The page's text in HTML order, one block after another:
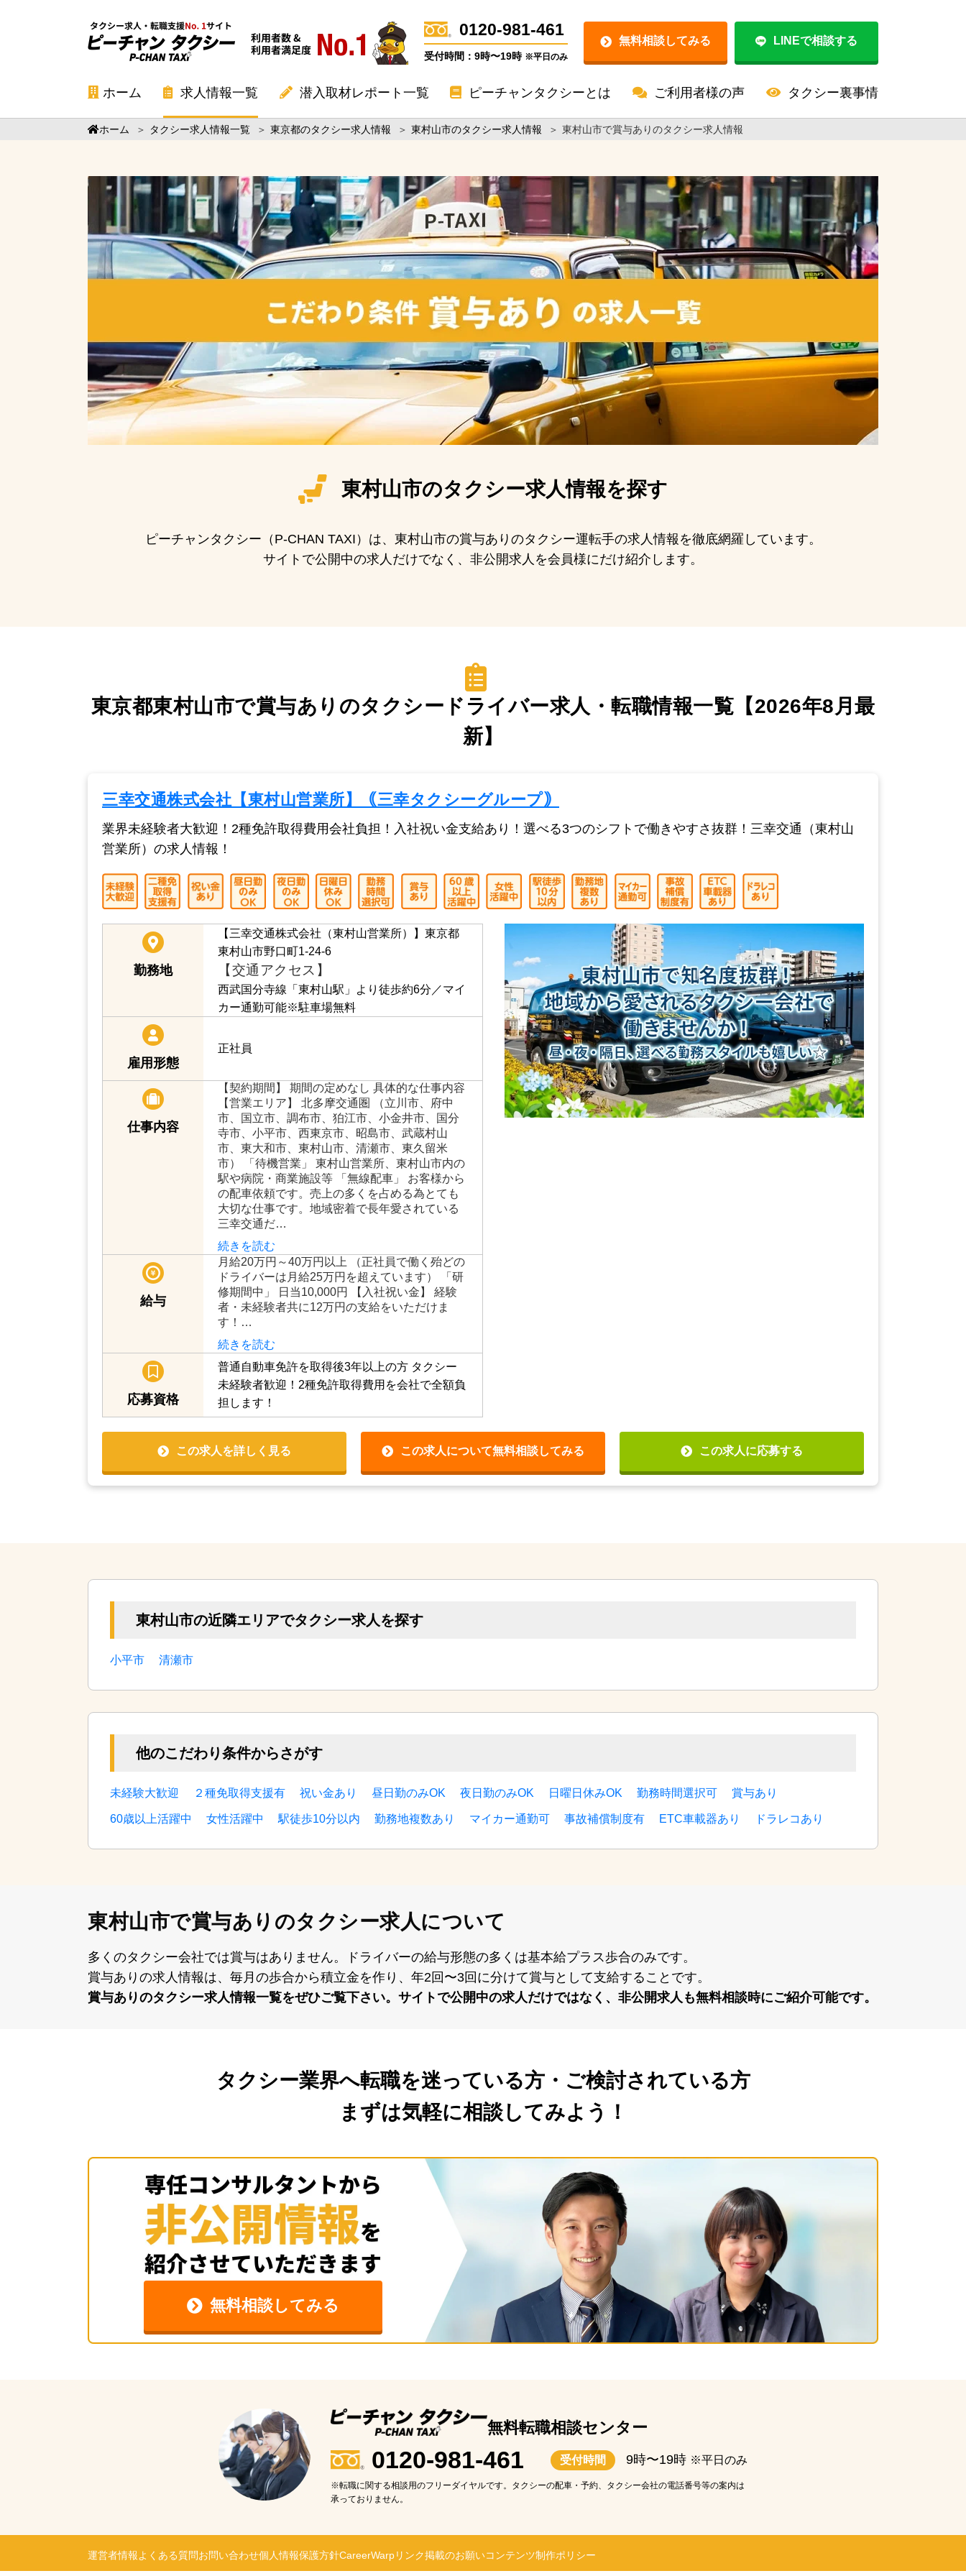
0120-981-461
受付時間：9時〜19時 ※平日のみ
無料相談してみる LINEで相談する
ホーム 求人情報一覧 潜入取材レポート一覧 ピーチャンタクシーとは ご利用者様の声 タクシー裏事情
ホーム ＞ タクシー求人情報一覧 ＞ 東京都のタクシー求人情報 ＞ 東村山市のタクシー求人情報 ＞ 東村山市で賞与ありのタクシー求人情報
東村山市のタクシー求人情報を探す
ピーチャンタクシー（P-CHAN TAXI）は、東村山市の賞与ありのタクシー運転手の求人情報を徹底網羅しています。
サイトで公開中の求人だけでなく、非公開求人を会員様にだけ紹介します。
東京都東村山市で賞与ありのタクシードライバー求人・転職情報一覧【2026年8月最
新】
三幸交通株式会社【東村山営業所】｟三幸タクシーグループ｠
業界未経験者大歓迎！2種免許取得費用会社負担！入社祝い金支給あり！選べる3つのシフトで働きやすさ抜群！三幸交通（東村山
営業所）の求人情報！
勤務地
【三幸交通株式会社（東村山営業所）】東京都
東村山市野口町1-24-6
【交通アクセス】
西武国分寺線「東村山駅」より徒歩約6分／マイ
カー通勤可能※駐車場無料
雇用形態
正社員
仕事内容
【契約期間】 期間の定めなし 具体的な仕事内容
【営業エリア】 北多摩交通圏 （立川市、府中
市、国立市、調布市、狛江市、小金井市、国分
寺市、小平市、西東京市、昭島市、武蔵村山
市、東大和市、東村山市、清瀬市、東久留米
市） 「待機営業」 東村山営業所、東村山市内の
駅や病院・商業施設等 「無線配車」 お客様から
の配車依頼です。売上の多くを占める為とても
大切な仕事です。地域密着で長年愛されている
三幸交通だ…
続きを読む
給与
月給20万円～40万円以上 （正社員で働く殆どの
ドライバーは月給25万円を超えています） 「研
修期間中」 日当10,000円 【入社祝い金】 経験
者・未経験者共に12万円の支給をいただけま
す！…
続きを読む
応募資格
普通自動車免許を取得後3年以上の方 タクシー
未経験者歓迎！2種免許取得費用を会社で全額負
担します！
この求人を詳しく見る この求人について無料相談してみる この求人に応募する
東村山市の近隣エリアでタクシー求人を探す
小平市 清瀬市
他のこだわり条件からさがす
未経験大歓迎 ２種免取得支援有 祝い金あり 昼日勤のみOK 夜日勤のみOK 日曜日休みOK 勤務時間選択可 賞与あり
60歳以上活躍中 女性活躍中 駅徒歩10分以内 勤務地複数あり マイカー通勤可 事故補償制度有 ETC車載器あり ドラレコあり
東村山市で賞与ありのタクシー求人について
多くのタクシー会社では賞与はありません。ドライバーの給与形態の多くは基本給プラス歩合のみです。
賞与ありの求⼈情報は、毎⽉の歩合から積⽴⾦を作り、年2回〜3回に分けて賞与として⽀給することです。
賞与ありのタクシー求⼈情報⼀覧をぜひご覧下さい。サイトで公開中の求⼈だけではなく、⾮公開求⼈も無料相談時にご紹介可能です。
タクシー業界へ転職を迷っている方・ご検討されている方
まずは気軽に相談してみよう！
無料相談してみる
無料転職相談センター
0120-981-461 受付時間 9時〜19時 ※平日のみ
※転職に関する相談用のフリーダイヤルです。タクシーの配車・予約、タクシー会社の電話番号等の案内は
承っておりません。
運営者情報よくある質問お問い合わせ個人情報保護方針CareerWarpリンク掲載のお願いコンテンツ制作ポリシー